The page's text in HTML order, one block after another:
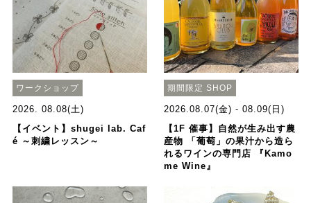
ワークショップ
2026. 08.08(土)
【イベント】shugei lab. Caf
é ～刺繍レッスン～
期間限定 SHOP
2026.08.07(金) - 08.09(日)
【1F 催事】自然が生み出す農
産物 「葡萄」の果汁から造ら
れるワインの専門店 『Kamo
me Wine』